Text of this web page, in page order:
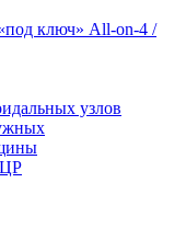
ключ» All-on-4 /
узлов